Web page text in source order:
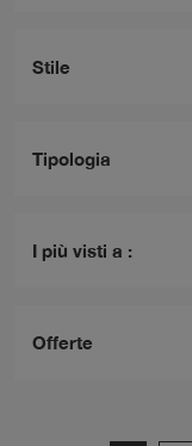
Stile
Tipologia
I più visti a :
Offerte